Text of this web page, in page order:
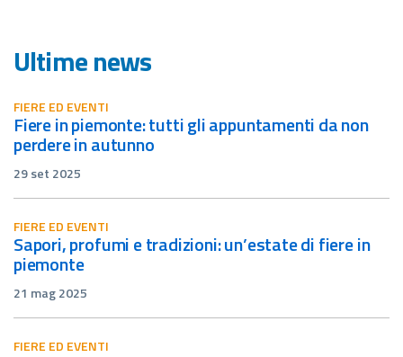
Ultime news
FIERE ED EVENTI
fiere in piemonte: tutti gli appuntamenti da non
perdere in autunno
29 set 2025
FIERE ED EVENTI
sapori, profumi e tradizioni: un’estate di fiere in
piemonte
21 mag 2025
FIERE ED EVENTI